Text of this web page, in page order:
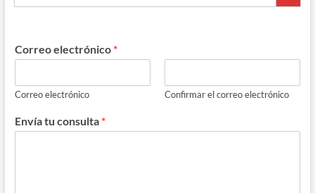
redacción
Correo electrónico *
Correo electrónico Confirmar el correo electrónico
Envía tu consulta *